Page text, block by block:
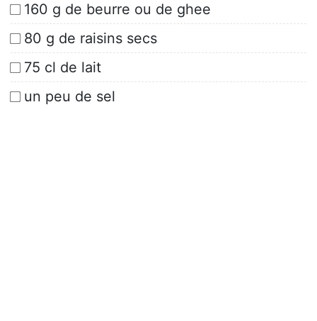
160 g de beurre ou de ghee
80 g de raisins secs
75 cl de lait
un peu de sel